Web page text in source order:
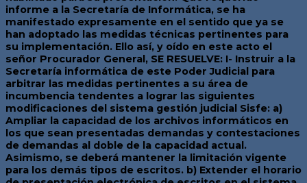
informe a la Secretaría de Informática, se ha
manifestado expresamente en el sentido que ya se
han adoptado las medidas técnicas pertinentes para
su implementación. Ello así, y oído en este acto el
señor Procurador General, SE RESUELVE: I- Instruir a la
Secretaría informática de este Poder Judicial para
arbitrar las medidas pertinentes a su área de
incumbencia tendentes a lograr las siguientes
modificaciones del sistema gestión judicial Sisfe: a)
Ampliar la capacidad de los archivos informáticos en
los que sean presentadas demandas y contestaciones
de demandas al doble de la capacidad actual.
Asimismo, se deberá mantener la limitación vigente
para los demás tipos de escritos. b) Extender el horario